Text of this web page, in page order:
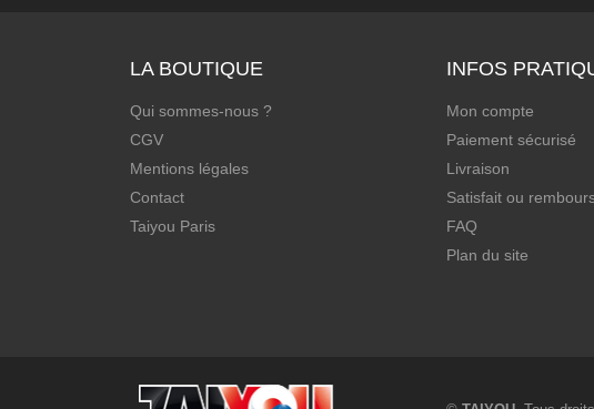
LA BOUTIQUE
Qui sommes-nous ?
CGV
Mentions légales
Contact
Taiyou Paris
INFOS
Mon compte
Paiement sécurisé
Livraison
Satisfait ou
FAQ
Plan du site